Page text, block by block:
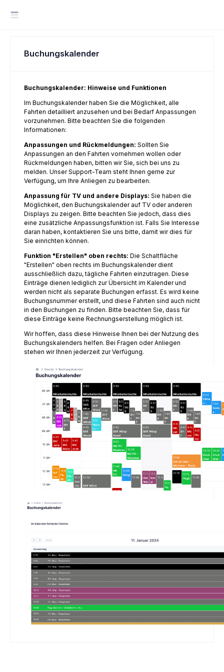
Buchungskalender
Buchungskalender: Hinweise und Funktionen
Im Buchungskalender haben Sie die Möglichkeit, alle
Fahrten detailliert anzusehen und bei Bedarf Anpassungen
vorzunehmen. Bitte beachten Sie die folgenden
Informationen:
Anpassungen und Rückmeldungen: Sollten Sie
Anpassungen an den Fahrten vornehmen wollen oder
Rückmeldungen haben, bitten wir Sie, sich bei uns zu
melden. Unser Support-Team steht Ihnen gerne zur
Verfügung, um Ihre Anliegen zu bearbeiten.
Anpassung für TV und andere Displays: Sie haben die
Möglichkeit, den Buchungskalender auf TV oder anderen
Displays zu zeigen. Bitte beachten Sie jedoch, dass dies
eine zusätzliche Anpassungsfunktion ist. Falls Sie Interesse
daran haben, kontaktieren Sie uns bitte, damit wir dies für
Sie einrichten können.
Funktion "Erstellen" oben rechts: Die Schaltfläche
"Erstellen" oben rechts im Buchungskalender dient
ausschließlich dazu, tägliche Fahrten einzutragen. Diese
Einträge dienen lediglich zur Übersicht im Kalender und
werden nicht als separate Buchungen erfasst. Es wird keine
Buchungsnummer erstellt, und diese Fahrten sind auch nicht
in den Buchungen zu finden. Bitte beachten Sie, dass für
diese Einträge keine Rechnungserstellung möglich ist.
Wir hoffen, dass diese Hinweise Ihnen bei der Nutzung des
Buchungskalenders helfen. Bei Fragen oder Anliegen
stehen wir Ihnen jederzeit zur Verfügung.